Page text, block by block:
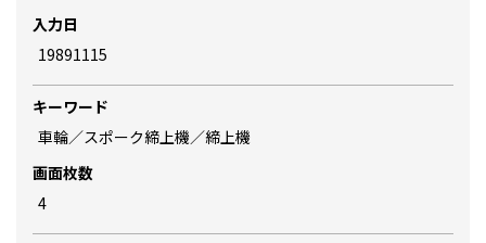
入力日
19891115
キーワード
車輪／スポーク締上機／締上機
画面枚数
4